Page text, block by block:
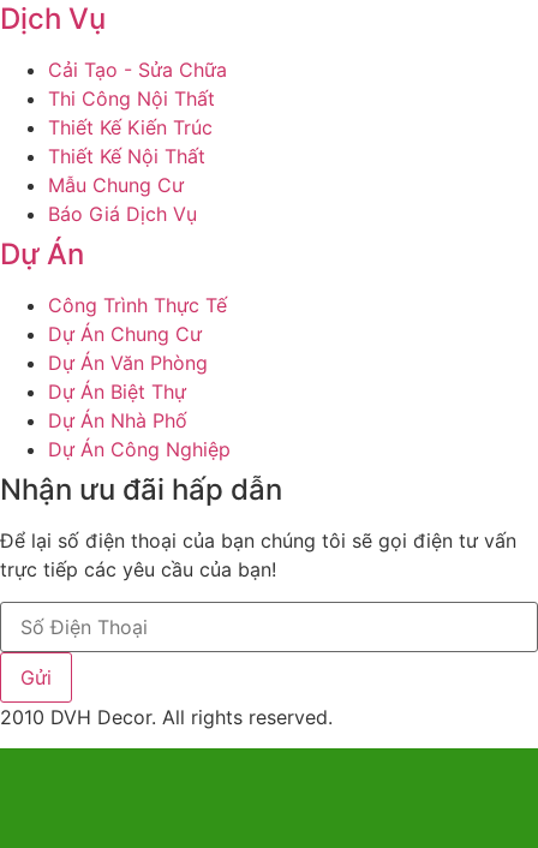
Dịch Vụ
Cải Tạo - Sửa Chữa
Thi Công Nội Thất
Thiết Kế Kiến Trúc
Thiết Kế Nội Thất
Mẫu Chung Cư
Báo Giá Dịch Vụ
Dự Án
Công Trình Thực Tế
Dự Án Chung Cư
Dự Án Văn Phòng
Dự Án Biệt Thự
Dự Án Nhà Phố
Dự Án Công Nghiệp
Nhận ưu đãi hấp dẫn
Để lại số điện thoại của bạn chúng tôi sẽ gọi điện tư vấn
trực tiếp các yêu cầu của bạn!
Gửi
2010 DVH Decor. All rights reserved.